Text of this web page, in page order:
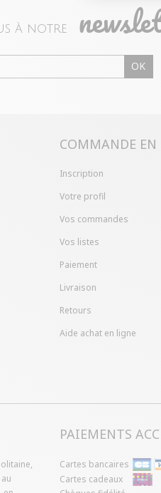
à notre
OK
COMMANDE EN
Inscription
Votre profil
Vos commandes
Vos listes
Paiement
Livraison
Retours
Aide achat en ligne
PAIEMENTS
Cartes bancaires
Cartes cadeaux